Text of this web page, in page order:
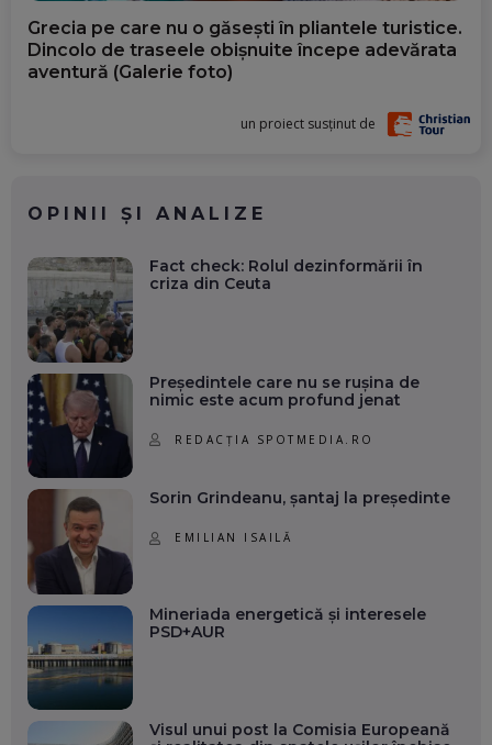
Grecia pe care nu o găsești în pliantele turistice.
Dincolo de traseele obișnuite începe adevărata
aventură (Galerie foto)
un proiect susținut de
OPINII ȘI ANALIZE
Fact check: Rolul dezinformării în
criza din Ceuta
Președintele care nu se rușina de
nimic este acum profund jenat
REDACȚIA SPOTMEDIA.RO
Sorin Grindeanu, șantaj la președinte
EMILIAN ISAILĂ
Mineriada energetică și interesele
PSD+AUR
Visul unui post la Comisia Europeană